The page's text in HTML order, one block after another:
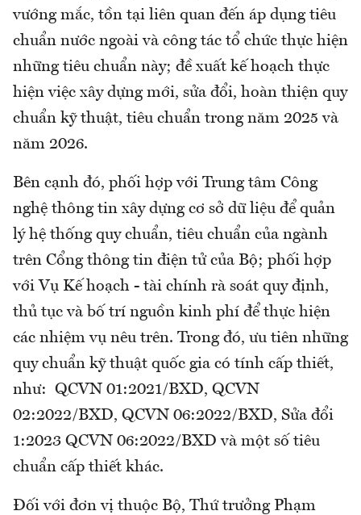
vướng mắc, tồn tại liên quan đến áp dụng tiêu
chuẩn nước ngoài và công tác tổ chức thực hiện
những tiêu chuẩn này; đề xuất kế hoạch thực
hiện việc xây dựng mới, sửa đổi, hoàn thiện quy
chuẩn kỹ thuật, tiêu chuẩn trong năm 2025 và
năm 2026.
Bên cạnh đó, phối hợp với Trung tâm Công
nghệ thông tin xây dựng cơ sở dữ liệu để quản
lý hệ thống quy chuẩn, tiêu chuẩn của ngành
trên Cổng thông tin điện tử của Bộ; phối hợp
với Vụ Kế hoạch - tài chính rà soát quy định,
thủ tục và bố trí nguồn kinh phí để thực hiện
các nhiệm vụ nêu trên. Trong đó, ưu tiên những
quy chuẩn kỹ thuật quốc gia có tính cấp thiết,
như: QCVN 01:2021/BXD, QCVN
02:2022/BXD, QCVN 06:2022/BXD, Sửa đổi
1:2023 QCVN 06:2022/BXD và một số tiêu
chuẩn cấp thiết khác.
Đối với đơn vị thuộc Bộ, Thứ trưởng Phạm